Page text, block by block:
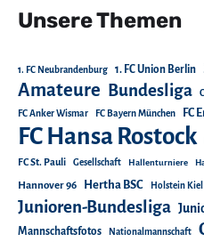
Unsere Themen
1. FC Neubrandenburg 1. FC Union Berlin
Amateure Bundesliga
FC Anker Wismar FC Bayern München FC
FC Hansa Rostock
FC St. Pauli Gesellschaft Hallenturniere
Hannover 96 Hertha BSC Holstein Kiel
Junioren-Bundesliga
Mannschaftsfotos
Nationalmannschaft